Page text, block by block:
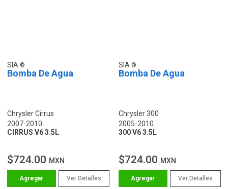
SIA
Bomba De Agua
Chrysler Cirrus
2007-2010
CIRRUS V6 3.5L
$724.00 MXN
Ver Detalles
SIA
Bomba De Agua
Chrysler 300
2005-2010
300 V6 3.5L
$724.00 MXN
Ver Detalles